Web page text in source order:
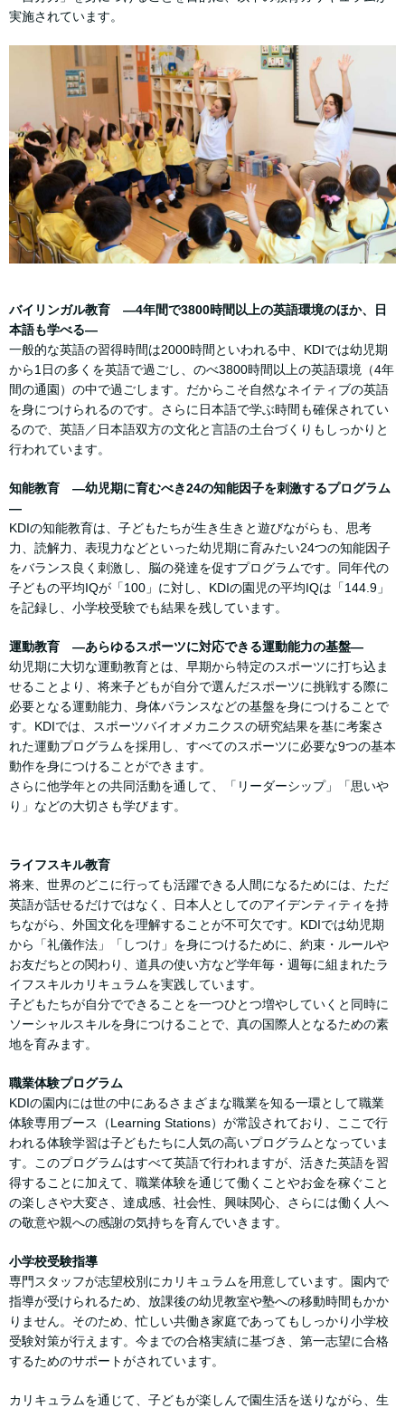
実施されています。
バイリンガル教育 ―4年間で3800時間以上の英語環境のほか、日
本語も学べる―
一般的な英語の習得時間は2000時間といわれる中、KDIでは幼児期
から1日の多くを英語で過ごし、のべ3800時間以上の英語環境（4年
間の通園）の中で過ごします。だからこそ自然なネイティブの英語
を身につけられるのです。さらに日本語で学ぶ時間も確保されてい
るので、英語／日本語双方の文化と言語の土台づくりもしっかりと
行われています。
知能教育 ―幼児期に育むべき24の知能因子を刺激するプログラム
―
KDIの知能教育は、子どもたちが生き生きと遊びながらも、思考
力、読解力、表現力などといった幼児期に育みたい24つの知能因子
をバランス良く刺激し、脳の発達を促すプログラムです。同年代の
子どもの平均IQが「100」に対し、KDIの園児の平均IQは「144.9」
を記録し、小学校受験でも結果を残しています。
運動教育 ―あらゆるスポーツに対応できる運動能力の基盤―
幼児期に大切な運動教育とは、早期から特定のスポーツに打ち込ま
せることより、将来子どもが自分で選んだスポーツに挑戦する際に
必要となる運動能力、身体バランスなどの基盤を身につけることで
す。KDIでは、スポーツバイオメカニクスの研究結果を基に考案さ
れた運動プログラムを採用し、すべてのスポーツに必要な9つの基本
動作を身につけることができます。
さらに他学年との共同活動を通して、「リーダーシップ」「思いや
り」などの大切さも学びます。
ライフスキル教育
将来、世界のどこに行っても活躍できる人間になるためには、ただ
英語が話せるだけではなく、日本人としてのアイデンティティを持
ちながら、外国文化を理解することが不可欠です。KDIでは幼児期
から「礼儀作法」「しつけ」を身につけるために、約束・ルールや
お友だちとの関わり、道具の使い方など学年毎・週毎に組まれたラ
イフスキルカリキュラムを実践しています。
子どもたちが自分でできることを一つひとつ増やしていくと同時に
ソーシャルスキルを身につけることで、真の国際人となるための素
地を育みます。
職業体験プログラム
KDIの園内には世の中にあるさまざまな職業を知る一環として職業
体験専用ブース（Learning Stations）が常設されており、ここで行
われる体験学習は子どもたちに人気の高いプログラムとなっていま
す。このプログラムはすべて英語で行われますが、活きた英語を習
得することに加えて、職業体験を通じて働くことやお金を稼ぐこと
の楽しさや大変さ、達成感、社会性、興味関心、さらには働く人へ
の敬意や親への感謝の気持ちを育んでいきます。
小学校受験指導
専門スタッフが志望校別にカリキュラムを用意しています。園内で
指導が受けられるため、放課後の幼児教室や塾への移動時間もかか
りません。そのため、忙しい共働き家庭であってもしっかり小学校
受験対策が行えます。今までの合格実績に基づき、第一志望に合格
するためのサポートがされています。
カリキュラムを通じて、子どもが楽しんで園生活を送りながら、生